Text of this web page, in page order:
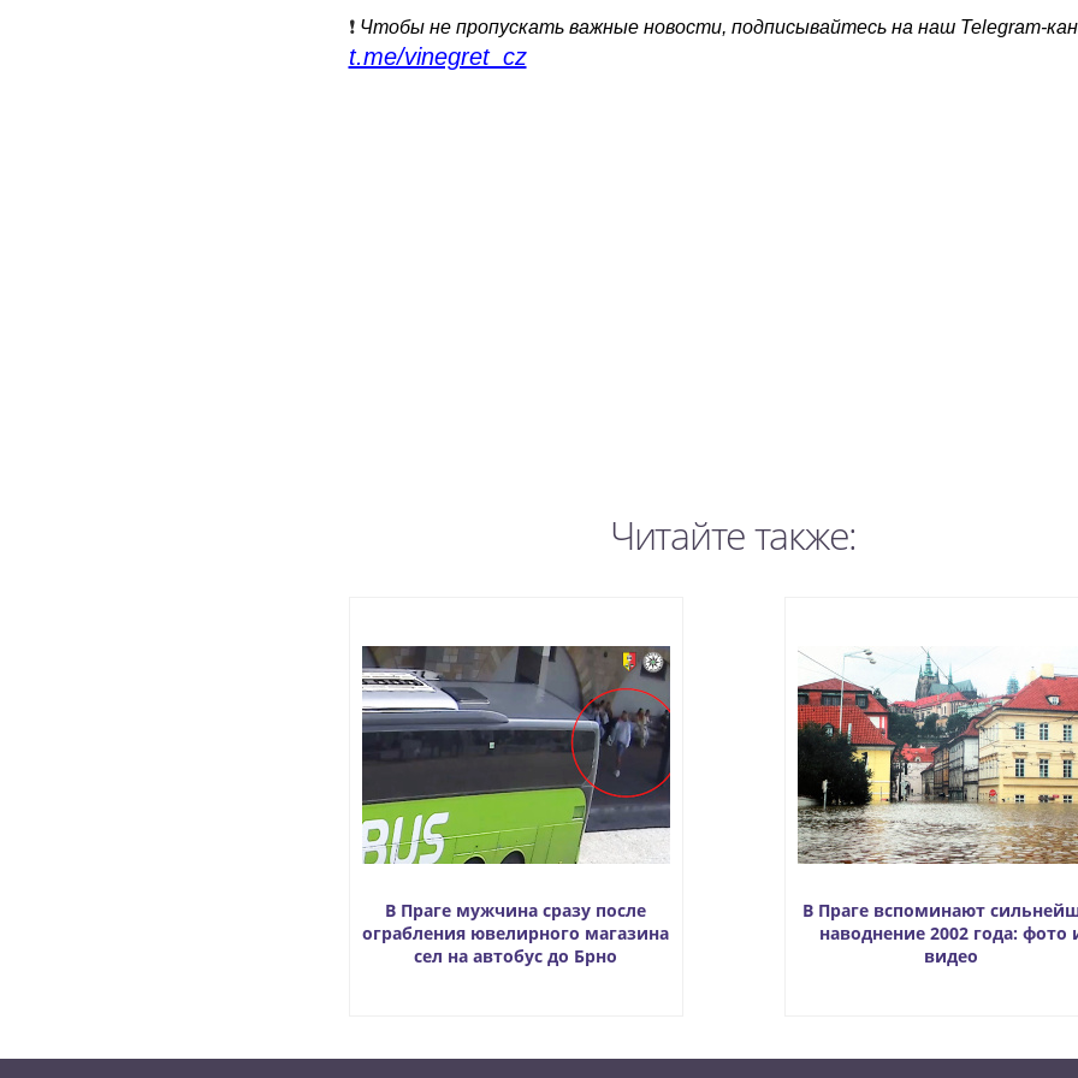
❗️ Чтобы не пропускать важные новости, подписывайтесь на наш Telegram-
t.me/vinegret_cz
Читайте также:
В Праге мужчина сразу после
ограбления ювелирного магазина
сел на автобус до Брно
В Праге вспоминают
наводнение 2002 года: фото
видео